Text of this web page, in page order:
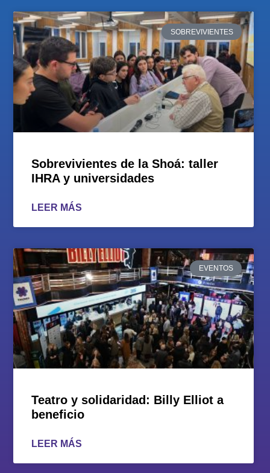
SOBREVIVIENTES
Sobrevivientes de la Shoá: taller
IHRA y universidades
LEER MÁS
EVENTOS
Teatro y solidaridad: Billy Elliot a
beneficio
LEER MÁS